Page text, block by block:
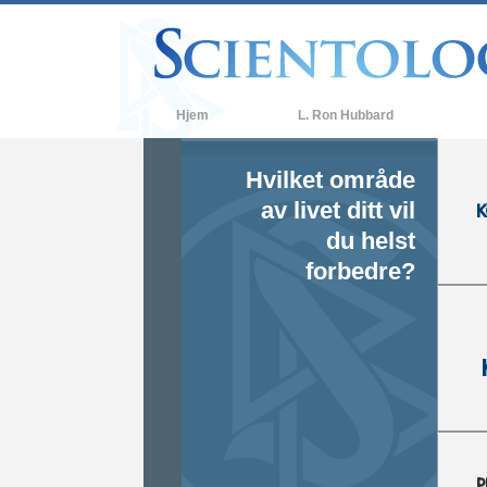
Hjem L. Ron Hubbard
Hvilket område
av livet ditt vil
du helst
forbedre?